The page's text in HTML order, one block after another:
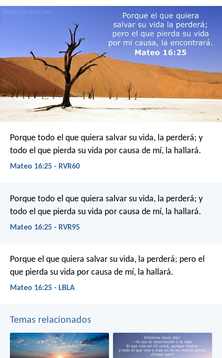
Porque todo el que quiera salvar su vida, la perderá; y
todo el que pierda su vida por causa de mí, la hallará.
Mateo 16:25 - RVR60
Porque todo el que quiera salvar su vida, la perderá; y
todo el que pierda su vida por causa de mí, la hallará.
Mateo 16:25 - RVR95
Porque el que quiera salvar su vida, la perderá; pero el
que pierda su vida por causa de mí, la hallará.
Mateo 16:25 - LBLA
Temas relacionados